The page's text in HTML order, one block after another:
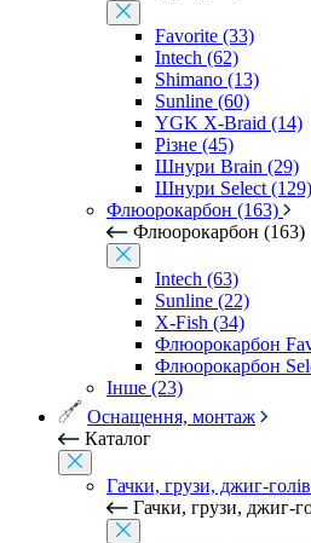
Favorite (33)
Intech (62)
Shimano (13)
Sunline (60)
YGK X-Braid (14)
Різне (45)
Шнури Brain (29)
Шнури Select (129)
Флюорокарбон (163)
Флюорокарбон (163)
Intech (63)
Sunline (22)
X-Fish (34)
Флюорокарбон
Флюорокарбон
Інше (23)
Оснащення, монтаж
Каталог
Гачки, грузи, джиг-
Гачки, грузи, джиг-